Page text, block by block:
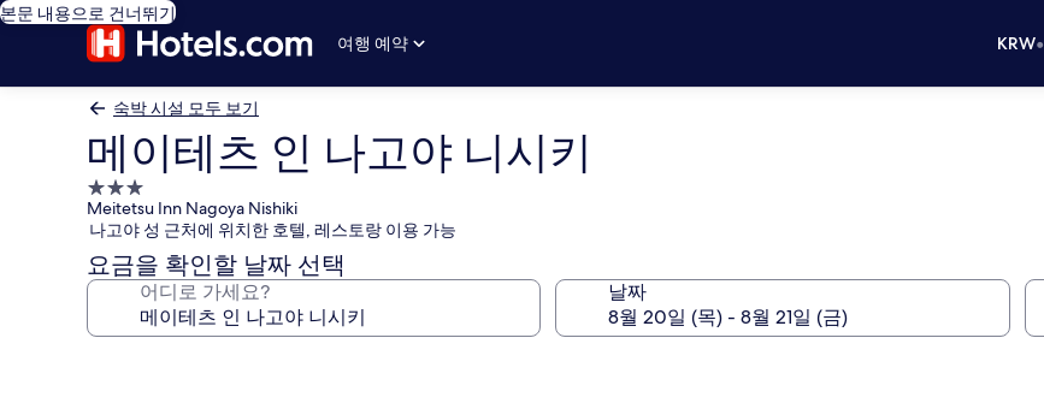
본문 내용으로 건너뛰기
여행 예약
KRW•
숙박 시설 모두 보기
메이테츠 인 나고야 니시키
3.0
성
급
숙
박
Meitetsu Inn Nagoya Nishiki
나고야 성 근처에 위치한 호텔, 레스토랑 이용 가능
요금을 확인할 날짜 선택
어디로 가세요? 날짜